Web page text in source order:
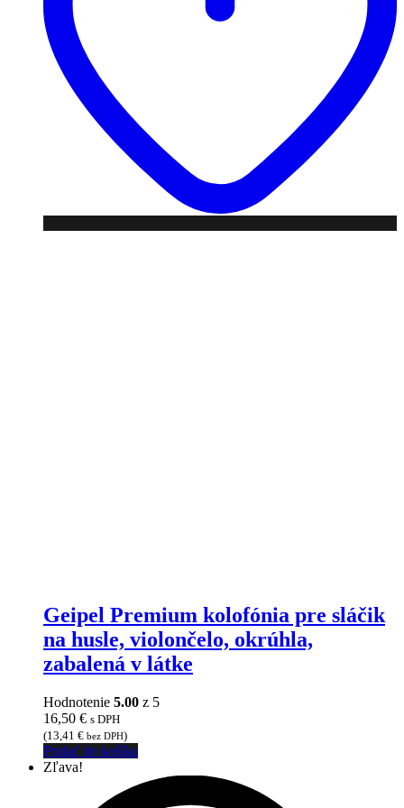
Geipel Premium kolofónia pre sláčik
na husle, violončelo, okrúhla,
zabalená v látke
Hodnotenie 5.00 z 5
16,50 € s DPH
(13,41 € bez DPH)
Pridať do košíka
Zľava!